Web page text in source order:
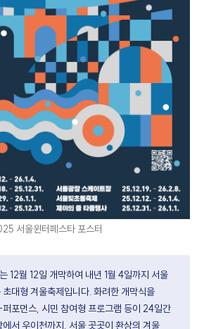
서울윈터페스타 포스터
는 12월 12일 개막하여 내년 1월 4일까지 서울
대형 겨울축제입니다. 화려한 개막식을
포먼스, 시민 참여형 프로그램 등이 24일간
서 우이천까지, 서울 곳곳이 환상의 겨울